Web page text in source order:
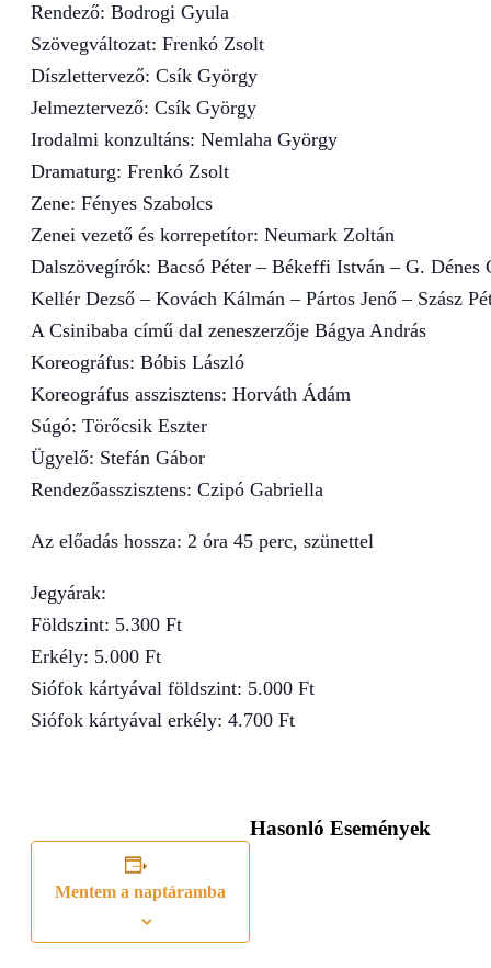
Rendező: Bodrogi Gyula
Szövegváltozat: Frenkó Zsolt
Díszlettervező: Csík György
Jelmeztervező: Csík György
Irodalmi konzultáns: Nemlaha György
Dramaturg: Frenkó Zsolt
Zene: Fényes Szabolcs
Zenei vezető és korrepetítor: Neumark Zoltán
Dalszövegírók: Bacsó Péter – Békeffi István – G. Dénes
Kellér Dezső – Kovách Kálmán – Pártos Jenő – Szász
A Csinibaba című dal zeneszerzője Bágya András
Koreográfus: Bóbis László
Koreográfus asszisztens: Horváth Ádám
Súgó: Törőcsik Eszter
Ügyelő: Stefán Gábor
Rendezőasszisztens: Czipó Gabriella
Az előadás hossza: 2 óra 45 perc, szünettel
Jegyárak:
Földszint: 5.300 Ft
Erkély: 5.000 Ft
Siófok kártyával földszint: 5.000 Ft
Siófok kártyával erkély: 4.700 Ft
Mentem a naptáramba
Hasonló Események